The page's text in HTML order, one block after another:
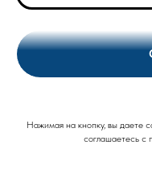
Нажимая на кнопку, вы даете
соглашаетесь c